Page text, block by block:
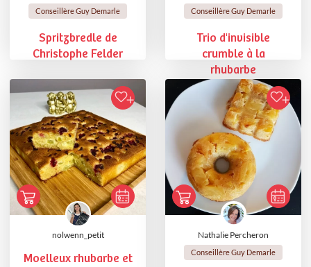
Conseillère Guy Demarle
Spritzbredle de
Christophe Felder
Conseillère Guy Demarle
Trio d'invisible
crumble à la
rhubarbe
nolwenn_petit
Moelleux rhubarbe et
Nathalie Percheron
Conseillère Guy Demarle